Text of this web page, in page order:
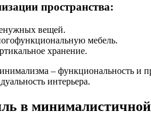
пространства:
вещей.
мебель.
хранение.
– функциональность и
интерьера.
в